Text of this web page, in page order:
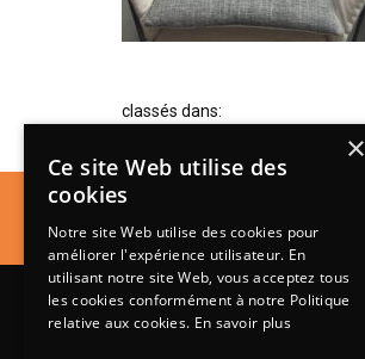
classés dans:
×
Ce site Web utilise des
cookies
Notre site Web utilise des cookies pour
améliorer l'expérience utilisateur. En
utilisant notre site Web, vous acceptez tous
les cookies conformément à notre Politique
relative aux cookies. En savoir plus